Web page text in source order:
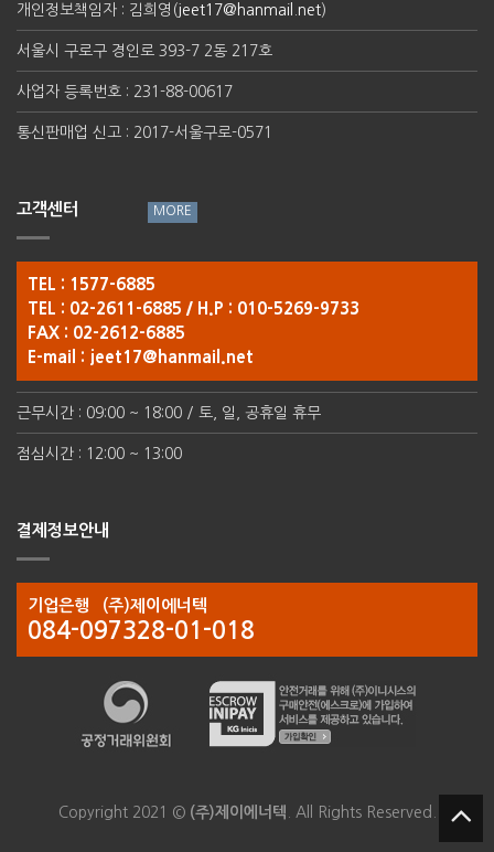
개인정보책임자 : 김희영(jeet17@hanmail.net)
서울시 구로구 경인로 393-7 2동 217호
사업자 등록번호 : 231-88-00617
통신판매업 신고 : 2017-서울구로-0571
고객센터
TEL : 1577-6885
TEL : 02-2611-6885 / H.P : 010-5269-9733
FAX : 02-2612-6885
E-mail : jeet17@hanmail.net
근무시간 : 09:00 ~ 18:00 / 토, 일, 공휴일 휴무
점심시간 : 12:00 ~ 13:00
결제정보안내
기업은행 (주)제이에너텍
084-097328-01-018
Copyright 2021 © (주)제이에너텍 . All Rights Reserved.